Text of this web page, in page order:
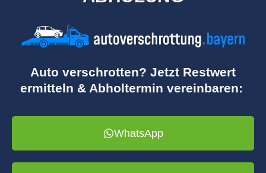
Auto verschrotten? Jetzt Restwert
ermitteln & Abholtermin vereinbaren:
WhatsApp